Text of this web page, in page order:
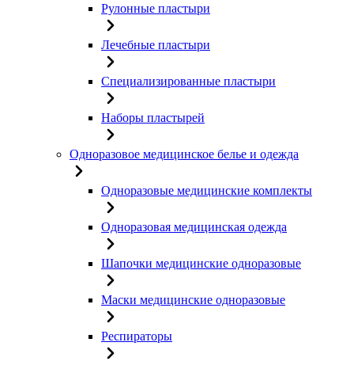
Рулонные пластыри
Лечебные пластыри
Специализированные пластыри
Наборы пластырей
Одноразовое медицинское белье и одежда
Одноразовые медицинские комплекты
Одноразовая медицинская одежда
Шапочки медицинские одноразовые
Маски медицинские одноразовые
Респираторы